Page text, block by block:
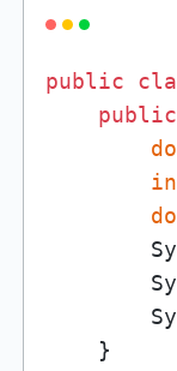
public
public
    }